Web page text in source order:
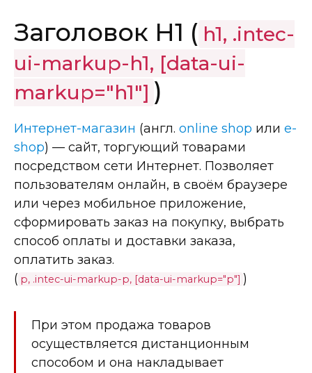
Заголовок H1 ( h1, .intec-
ui-markup-h1, [data-ui-
markup="h1"] )
Интернет-магазин (англ. online shop или e-
shop) — сайт, торгующий товарами
посредством сети Интернет. Позволяет
пользователям онлайн, в своём браузере
или через мобильное приложение,
сформировать заказ на покупку, выбрать
способ оплаты и доставки заказа,
оплатить заказ.
( p, .intec-ui-markup-p, [data-ui-markup="p"] )
При этом продажа товаров
осуществляется дистанционным
способом и она накладывает